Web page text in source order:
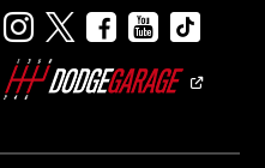
Visitar
Dodge
en
Visitar
en
Visitar
en
Visitar
en en